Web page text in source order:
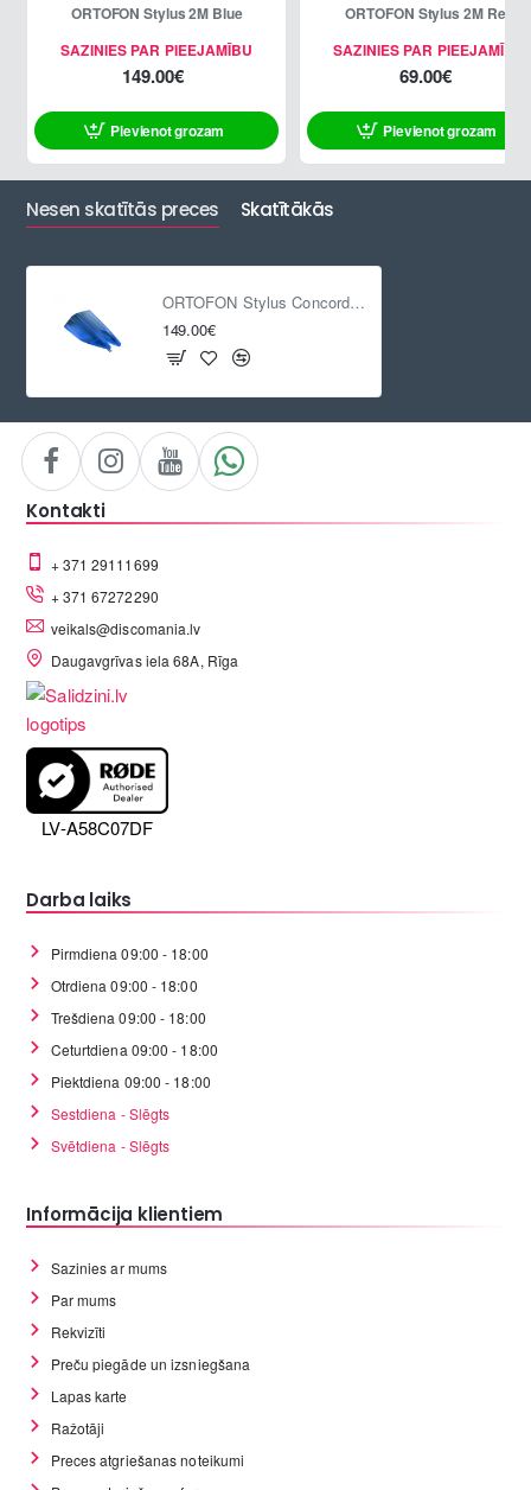
SAZINIES PAR PIEEJAMĪBU
ORTOFON Stylus 2M Blue
149.00€
Pievienot grozam
SAZINIES PAR PIEEJAMĪBU
ORTOFON Stylus 2M Red
69.00€
Pievienot grozam
Nesen skatītās preces Skatītākās
ORTOFON Stylus Concorde Music Blue
149.00€
Kontakti
+ 371 29111699
+ 371 67272290
veikals@discomania.lv
Daugavgrīvas iela 68A, Rīga
LV-A58C07DF
Darba laiks
Pirmdiena 09:00 - 18:00
Otrdiena 09:00 - 18:00
Trešdiena 09:00 - 18:00
Ceturtdiena 09:00 - 18:00
Piektdiena 09:00 - 18:00
Sestdiena - Slēgts
Svētdiena - Slēgts
Informācija klientiem
Sazinies ar mums
Par mums
Rekvizīti
Preču piegāde un izsniegšana
Lapas karte
Ražotāji
Preces atgriešanas noteikumi